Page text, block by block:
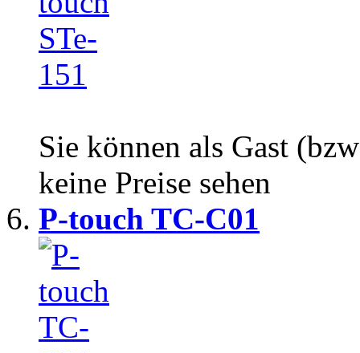
Sie können als Gast
keine Preise sehen
P-touch TC-C01